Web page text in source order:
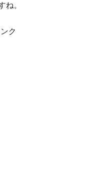
ね。
ク